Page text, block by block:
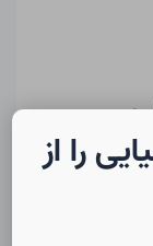
را از